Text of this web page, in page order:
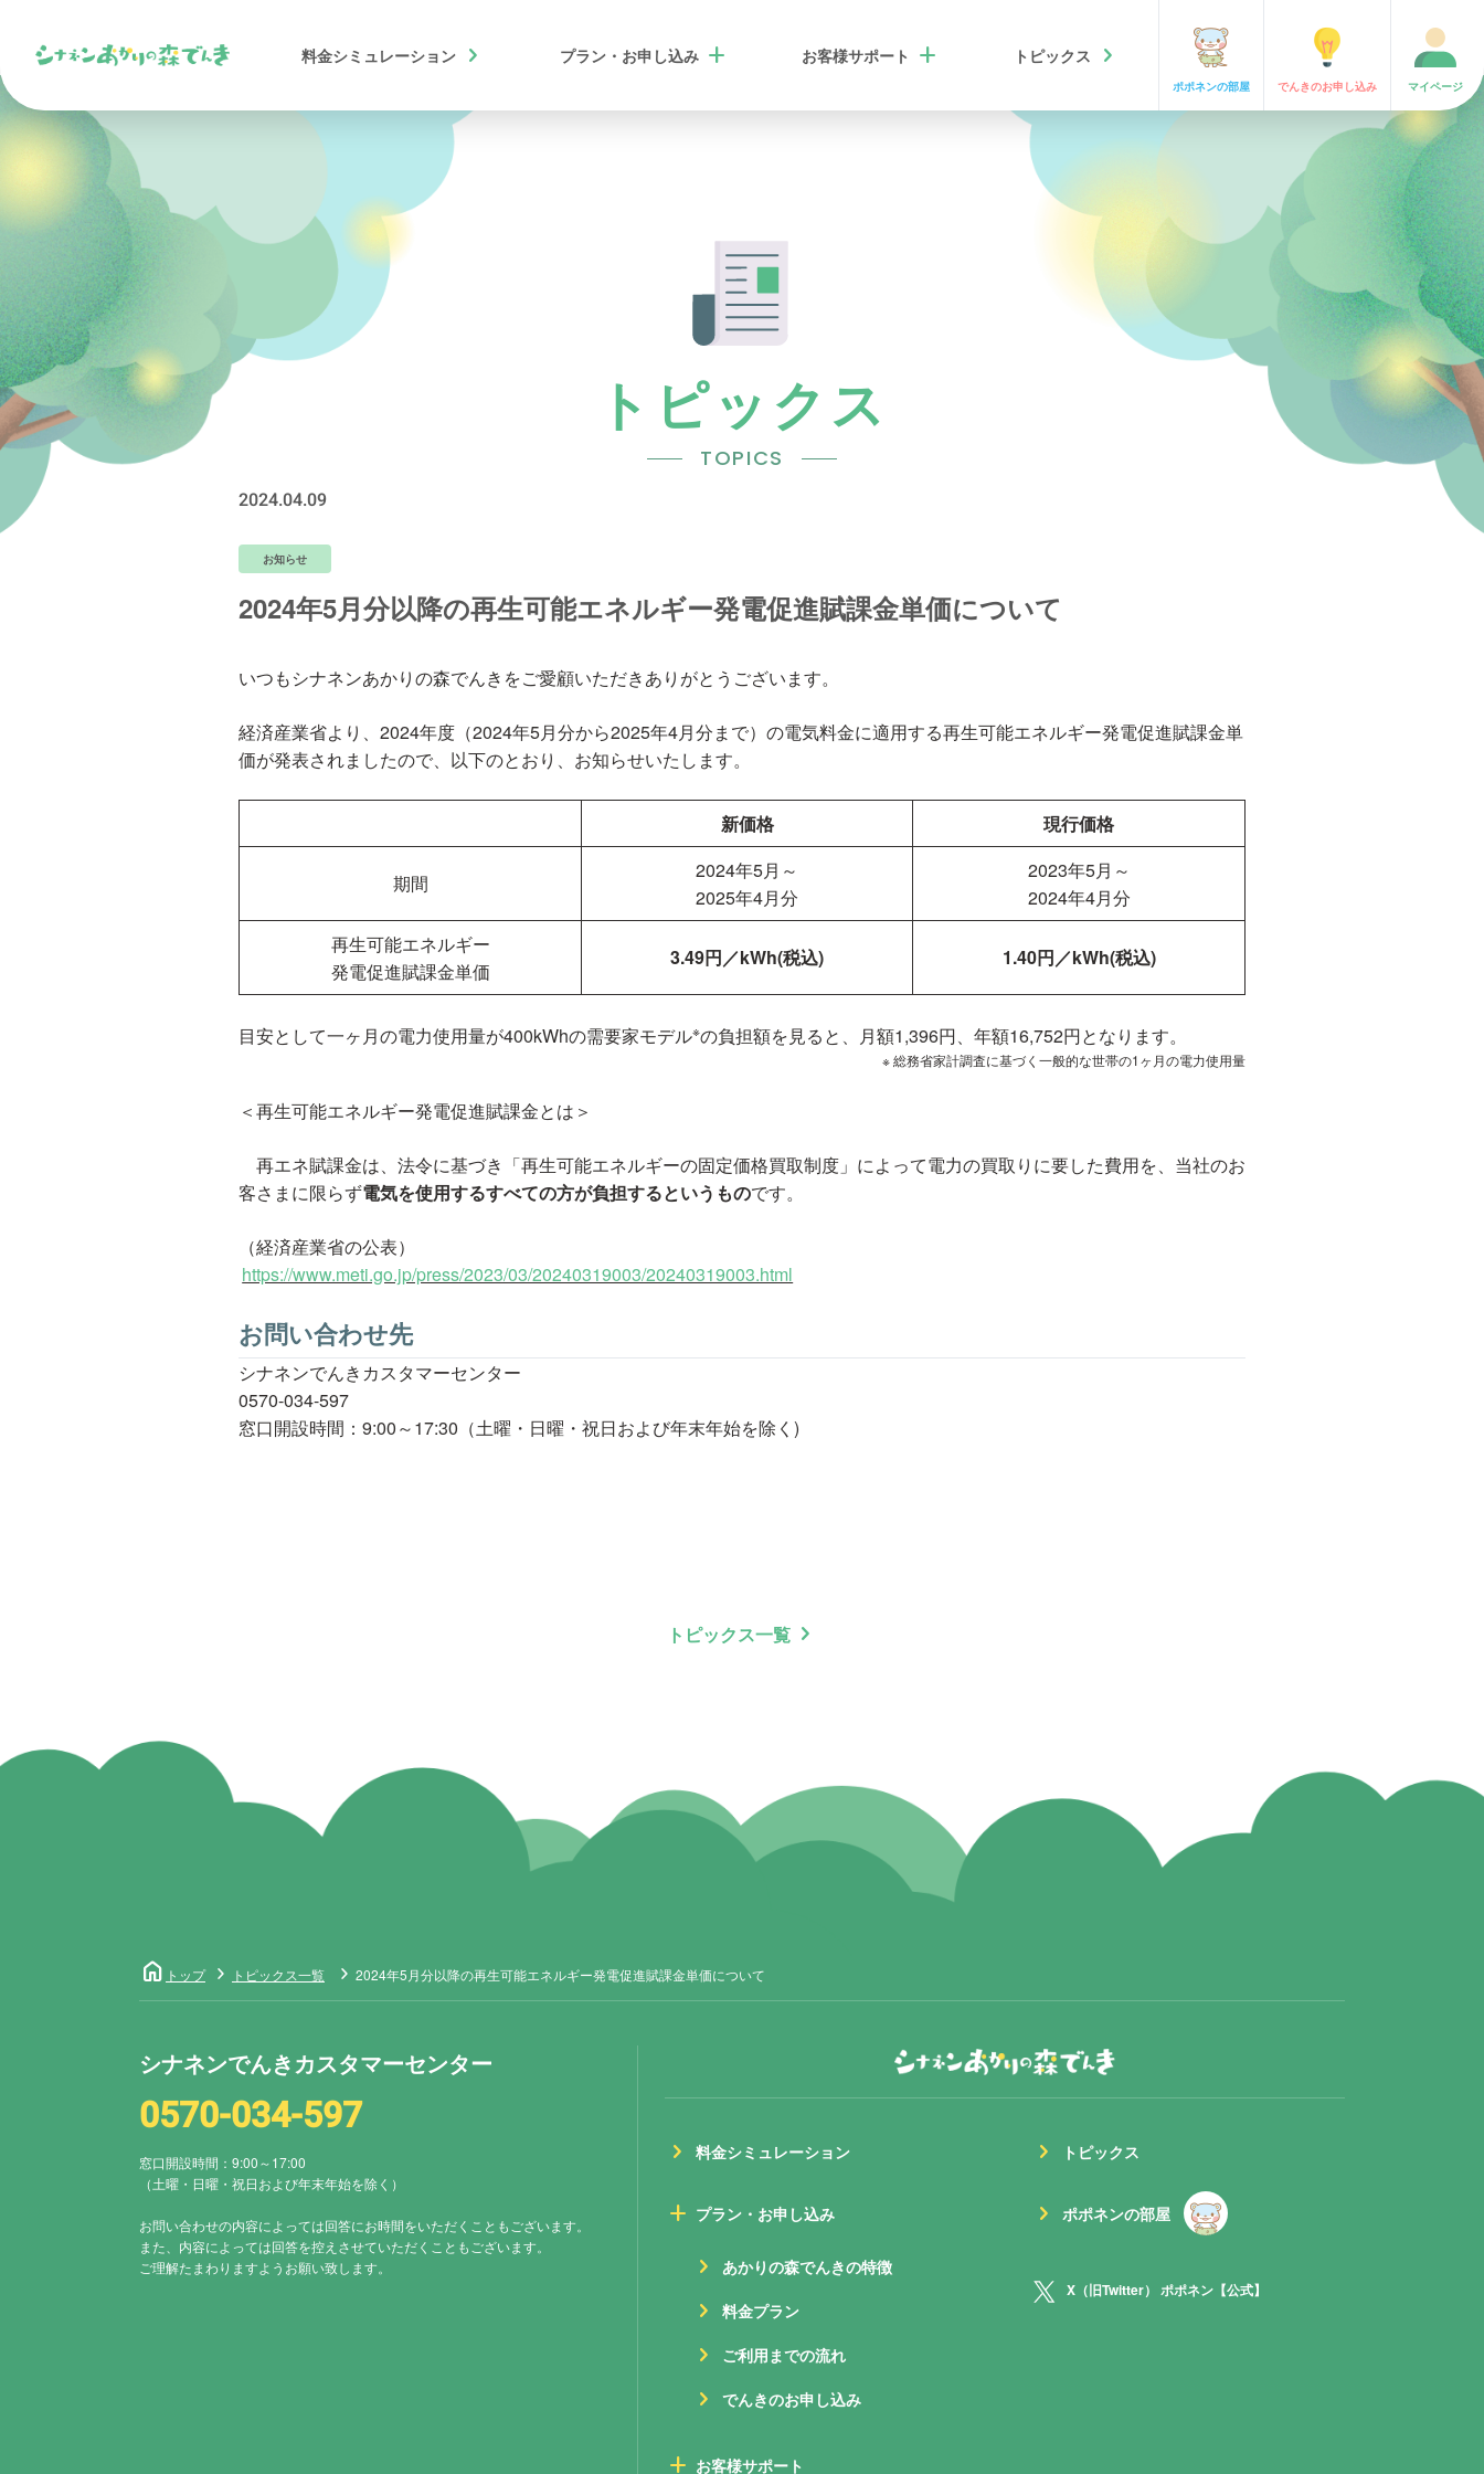
料金シミュレーション chevron_right プラン・ お申し込み add お客様サポート add トピックス chevron_right
ポポネンの部屋 でんきのお申し込み マイページ
トピックス
TOPICS
2024.04.09
お知らせ
2024年5月分以降の再生可能エネルギー発電促進賦課金単価について
いつもシナネンあかりの森でんきをご愛顧いただきありがとうございます。
経済産業省より、2024年度（2024年5月分から2025年4月分まで）の電気料金に適用する再生可能エネルギー発電促進賦課金単
価が発表されましたので、以下のとおり、お知らせいたします。
新価格 現行価格
期間
2024年5月～
2025年4月分
2023年5月～
2024年4月分
再生可能エネルギー
発電促進賦課金単価
3.49円／kWh(税込) 1.40円／kWh(税込)
目安として一ヶ月の電力使用量が400kWhの需要家モデル※の負担額を見ると、月額1,396円、年額16,752円となります。
※ 総務省家計調査に基づく一般的な世帯の1ヶ月の電力使用量
＜再生可能エネルギー発電促進賦課金とは＞
再エネ賦課金は、法令に基づき「再生可能エネルギーの固定価格買取制度」によって電力の買取りに要した費用を、当社のお
客さまに限らず電気を使用するすべての方が負担するというものです。
（経済産業省の公表）
https://www.meti.go.jp/press/2023/03/20240319003/20240319003.html
お問い合わせ先
シナネンでんきカスタマーセンター
0570-034-597
窓口開設時間：9:00～17:30（土曜・日曜・祝日および年末年始を除く)
トピックス一覧 chevron_right
home トップ トピックス一覧 2024年5月分以降の再生可能エネルギー発電促進賦課金単価について
シナネンでんきカスタマーセンター
0570-034-597
窓口開設時間：9:00～17:00
（土曜・日曜・祝日および年末年始を除く）
お問い合わせの内容によっては回答にお時間をいただくこともございます。
また、内容によっては回答を控えさせていただくこともございます。
ご理解たまわりますようお願い致します。
chevron_right 料金シミュレーション
add プラン・お申し込み
chevron_right あかりの森でんきの特徴
chevron_right 料⾦プラン
chevron_right ご利用までの流れ
chevron_right でんきのお申し込み
add お客様サポート
chevron_right トピックス
chevron_right ポポネンの部屋
X（旧Twitter） ポポネン【公式】